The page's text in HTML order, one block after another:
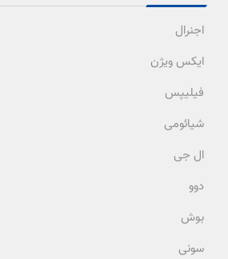
اجنرال
ایکس ویژن
فیلیپس
شیائومی
ال جی
دوو
بوش
سونی